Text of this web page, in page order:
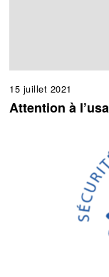
15 juillet 2021
Attention à